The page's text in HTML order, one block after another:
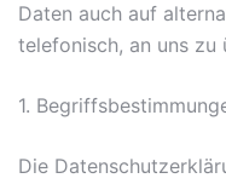
Daten auch auf
telefonisch, an uns zu
1.
Die